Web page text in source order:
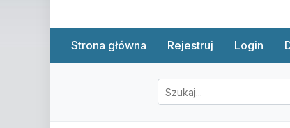
Strona główna Rejestruj Login